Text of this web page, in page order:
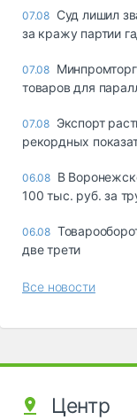
07.08 Суд лишил
за кражу партии
07.08
товаров для
07.08 Экспорт
рекордных
06.08 В
100 тыс. руб. за
06.08
две трети
Все новости
Центр